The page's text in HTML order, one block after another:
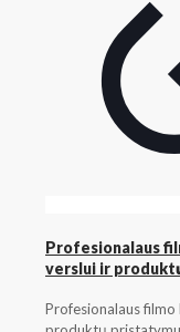
Profesionalaus
verslui ir
Profesionalaus